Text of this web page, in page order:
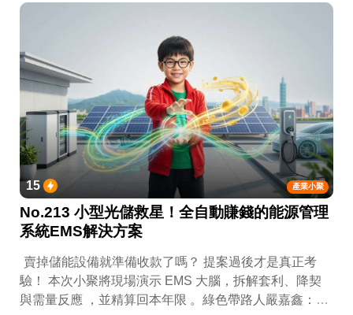
產業小聚
15
No.213 小型光儲救星！全自動賺錢的能源管理
系統EMS解決方案
賣掉儲能設備就準備收款了嗎？ 提案過後才是真正考
驗！ 本次小聚將現場演示 EMS 大腦，拆解套利、降契
與需量反應 ，並精算回本年限 。綠色帶路人嚴嘉鑫：